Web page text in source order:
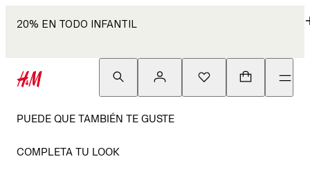
20% EN TODO INFANTIL
PUEDE QUE TAMBIÉN TE GUSTE
COMPLETA TU LOOK